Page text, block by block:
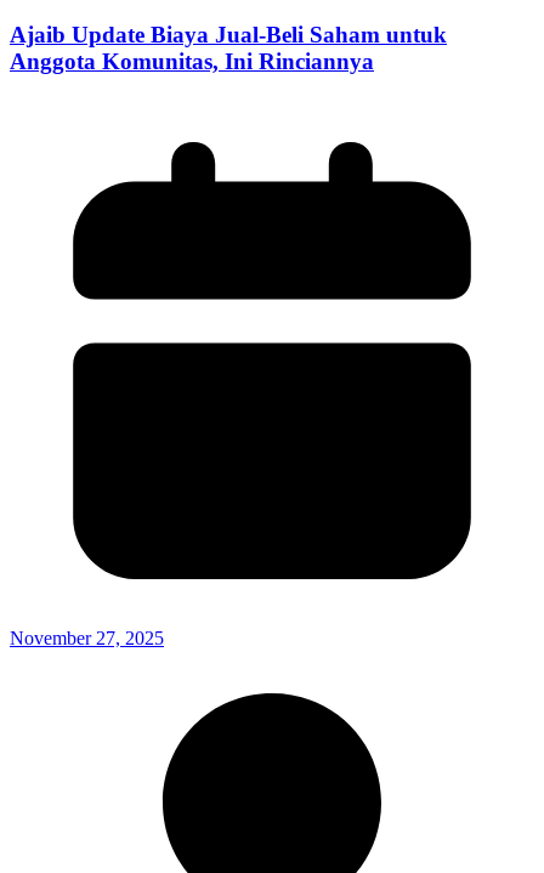
Ajaib Update Biaya Jual-Beli Saham untuk
Anggota Komunitas, Ini Rinciannya
November 27, 2025